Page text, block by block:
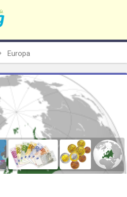
Europa